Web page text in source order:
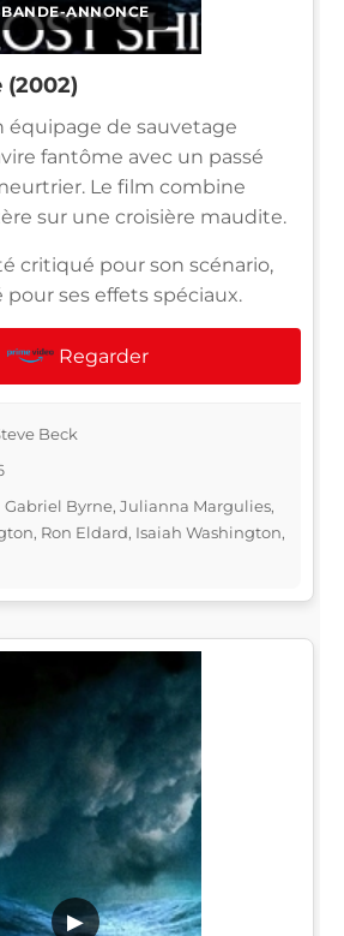
BANDE-ANNONCE
(2002)
équipage de sauvetage
fantôme avec un passé
Le film combine
sur une croisière maudite.
critiqué pour son scénario,
pour ses effets spéciaux.
Regarder
Beck
Gabriel Byrne, Julianna Margulies,
Ron Eldard, Isaiah Washington,
▶